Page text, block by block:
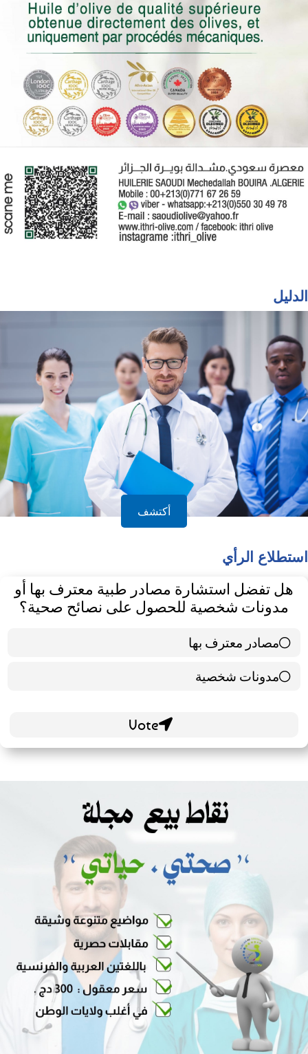
الدليل
أكتشف
استطلاع الرأي
هل تفضل استشارة مصادر طبية معترف بها أو
مدونات شخصية للحصول على نصائح صحية؟
مصادر معترف بها
39 ( 65 % )
مدونات شخصية
21 ( 35 % )